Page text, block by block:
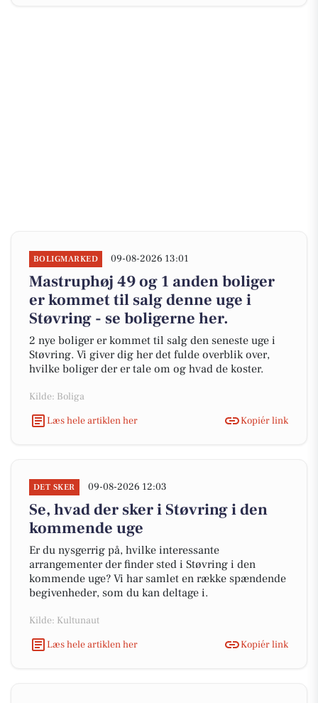
BOLIGMARKED 09-08-2026 13:01
Mastruphøj 49 og 1 anden boliger
er kommet til salg denne uge i
Støvring - se boligerne her.
2 nye boliger er kommet til salg den seneste uge i
Støvring. Vi giver dig her det fulde overblik over,
hvilke boliger der er tale om og hvad de koster.
Kilde: Boliga
Læs hele artiklen her
Kopiér link
DET SKER 09-08-2026 12:03
Se, hvad der sker i Støvring i den
kommende uge
Er du nysgerrig på, hvilke interessante
arrangementer der finder sted i Støvring i den
kommende uge? Vi har samlet en række spændende
begivenheder, som du kan deltage i.
Kilde: Kultunaut
Læs hele artiklen her
Kopiér link